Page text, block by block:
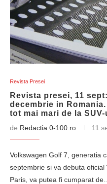
Revista Presei
Revista presei, 11
decembrie in
tot mai mari de la SUV-
de Redactia 0-100.ro 11
Volkswagen Golf 7, generatia
septembrie si va debuta
Paris, va putea fi cumparat de…